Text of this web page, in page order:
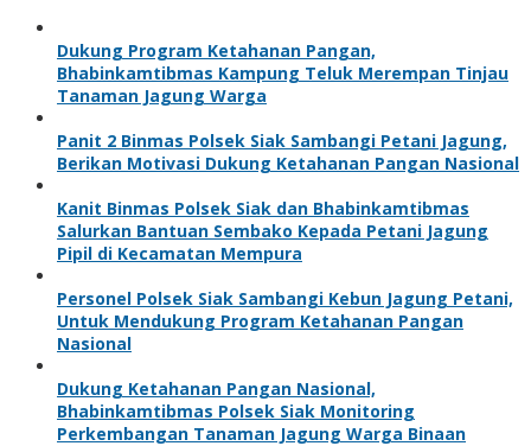
Dukung Program Ketahanan Pangan,
Bhabinkamtibmas Kampung Teluk Merempan Tinjau
Tanaman Jagung Warga
Panit 2 Binmas Polsek Siak Sambangi Petani Jagung,
Berikan Motivasi Dukung Ketahanan Pangan Nasional
Kanit Binmas Polsek Siak dan Bhabinkamtibmas
Salurkan Bantuan Sembako Kepada Petani Jagung
Pipil di Kecamatan Mempura
Personel Polsek Siak Sambangi Kebun Jagung Petani,
Untuk Mendukung Program Ketahanan Pangan
Nasional
Dukung Ketahanan Pangan Nasional,
Bhabinkamtibmas Polsek Siak Monitoring
Perkembangan Tanaman Jagung Warga Binaan